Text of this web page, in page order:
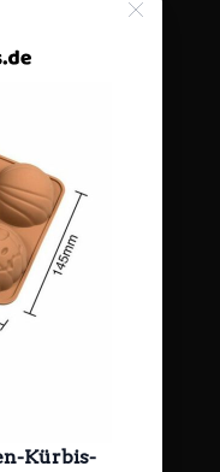
Close
Kürbis-